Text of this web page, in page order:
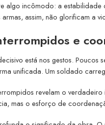
algo incômodo: a estabilidade
armas, assim, não glorificam a
e
está nos gestos.
unificada. Um soldado
revelam o verdadeiro
mas o esforço de